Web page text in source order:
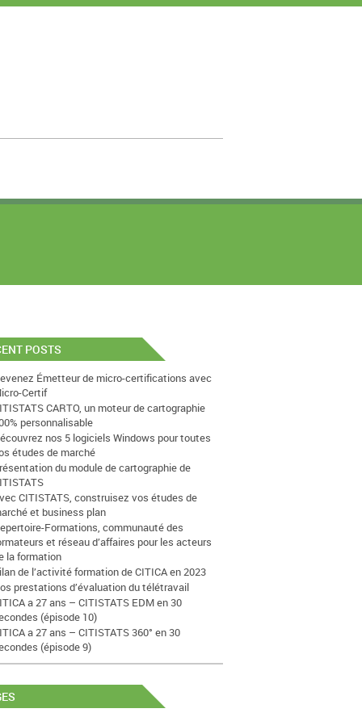
POSTS
Émetteur de micro-certifications avec
Certif
CARTO, un moteur de cartographie
personnalisable
nos 5 logiciels Windows pour toutes
études de marché
du module de cartographie de
CITISTATS, construisez vos études de
et business plan
Formations, communauté des
et réseau d’affaires pour les acteurs
la formation
de l’activité formation de CITICA en 2023
prestations d’évaluation du télétravail
a 27 ans – CITISTATS EDM en 30
(épisode 10)
a 27 ans – CITISTATS 360° en 30
(épisode 9)